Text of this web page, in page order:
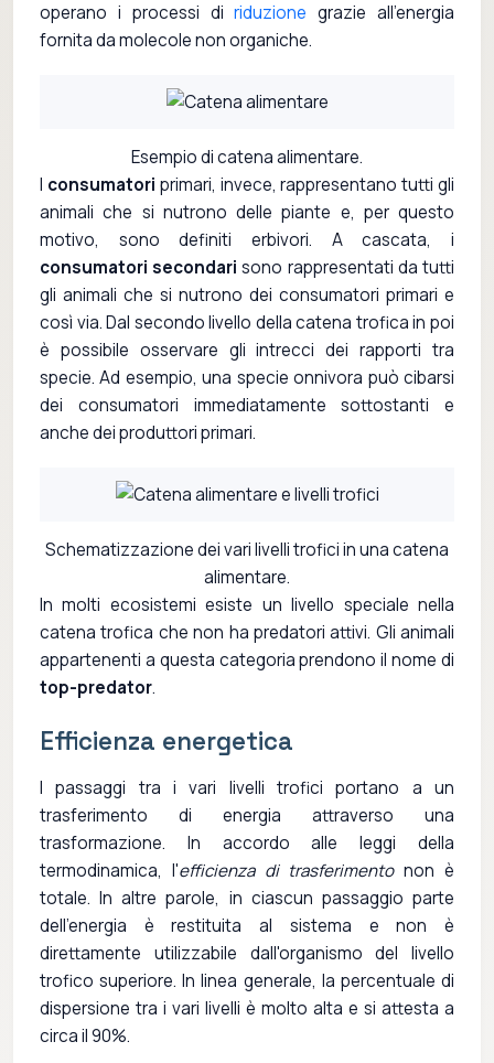
operano i processi diriduzione grazie all'energia
fornita da molecole non organiche.
Esempio di catena alimentare.
I consumatori primari, invece, rappresentano tutti gli
animali che si nutrono delle piante e, per questo
motivo, sono definiti erbivori. A cascata, i
consumatori secondari sono rappresentati da tutti
gli animali che si nutrono dei consumatori primari e
così via. Dal secondo livello della catena trofica in poi
è possibile osservare gli intrecci dei rapporti tra
specie. Ad esempio, una specie onnivora può cibarsi
dei consumatori immediatamente sottostanti e
anche dei produttori primari.
Schematizzazione dei vari livelli trofici in una catena
alimentare.
In molti ecosistemi esiste un livello speciale nella
catena trofica che non ha predatori attivi. Gli animali
appartenenti a questa categoria prendono il nome di
top-predator.
Efficienza energetica
I passaggi tra i vari livelli trofici portano a un
trasferimento di energia attraverso una
trasformazione. In accordo alle leggi della
termodinamica, l'efficienza di trasferimentonon è
totale. In altre parole, in ciascun passaggio parte
dell'energia è restituita al sistema e non è
direttamente utilizzabile dall'organismo del livello
trofico superiore. In linea generale, la percentuale di
dispersione tra i vari livelli è molto alta e si attesta a
circa il 90%.